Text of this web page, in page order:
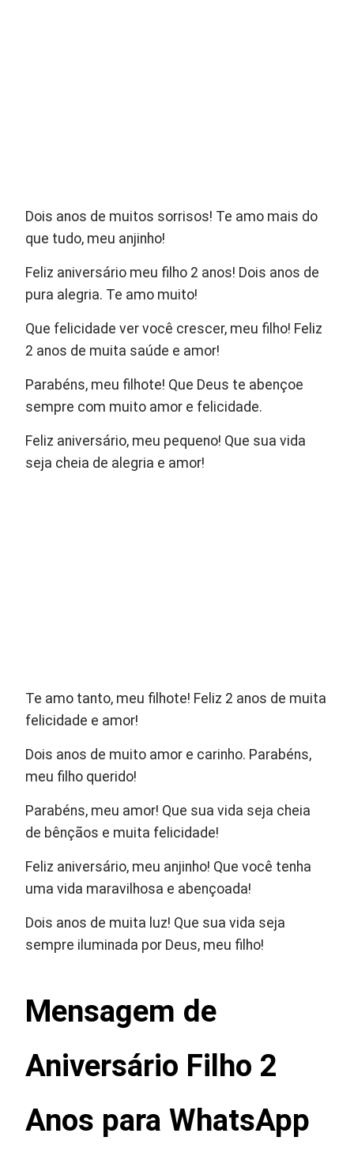
Dois anos de muitos sorrisos! Te amo mais do
que tudo, meu anjinho!
Feliz aniversário meu filho 2 anos! Dois anos de
pura alegria. Te amo muito!
Que felicidade ver você crescer, meu filho! Feliz
2 anos de muita saúde e amor!
Parabéns, meu filhote! Que Deus te abençoe
sempre com muito amor e felicidade.
Feliz aniversário, meu pequeno! Que sua vida
seja cheia de alegria e amor!
Te amo tanto, meu filhote! Feliz 2 anos de muita
felicidade e amor!
Dois anos de muito amor e carinho. Parabéns,
meu filho querido!
Parabéns, meu amor! Que sua vida seja cheia
de bênçãos e muita felicidade!
Feliz aniversário, meu anjinho! Que você tenha
uma vida maravilhosa e abençoada!
Dois anos de muita luz! Que sua vida seja
sempre iluminada por Deus, meu filho!
Mensagem de
Aniversário Filho 2
Anos para WhatsApp